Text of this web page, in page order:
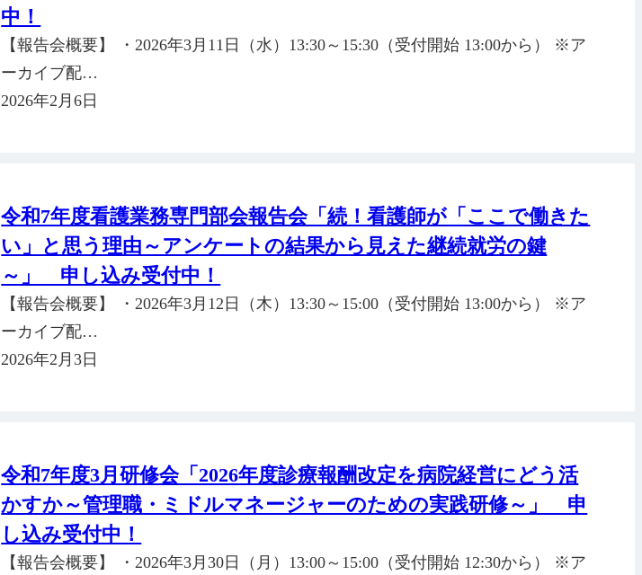
中！
【報告会概要】 ・2026年3月11日（水）13:30～15:30（受付開始 13:00から） ※ア
ーカイブ配…
2026年2月6日
令和7年度看護業務専門部会報告会「続！看護師が「ここで働きた
い」と思う理由～アンケートの結果から見えた継続就労の鍵
～」 申し込み受付中！
【報告会概要】 ・2026年3月12日（木）13:30～15:00（受付開始 13:00から） ※ア
ーカイブ配…
2026年2月3日
令和7年度3月研修会「2026年度診療報酬改定を病院経営にどう活
かすか～管理職・ミドルマネージャーのための実践研修～」 申
し込み受付中！
【報告会概要】 ・2026年3月30日（月）13:00～15:00（受付開始 12:30から） ※ア